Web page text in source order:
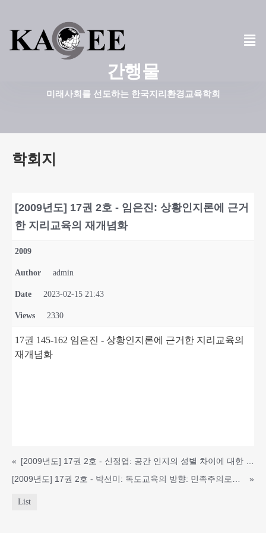
콘
텐
기
간행물
미래사회를 선도하는 한국지리환경교육학회
학회지
[2009년도] 17권 2호 - 임은진: 상황인지론에 근거
한 지리교육의 재개념화
2009
Author admin
Date 2023-02-15 21:43
Views 2330
17권 145-162 임은진 - 상황인지론에 근거한 지리교육의
재개념화
«
»
List